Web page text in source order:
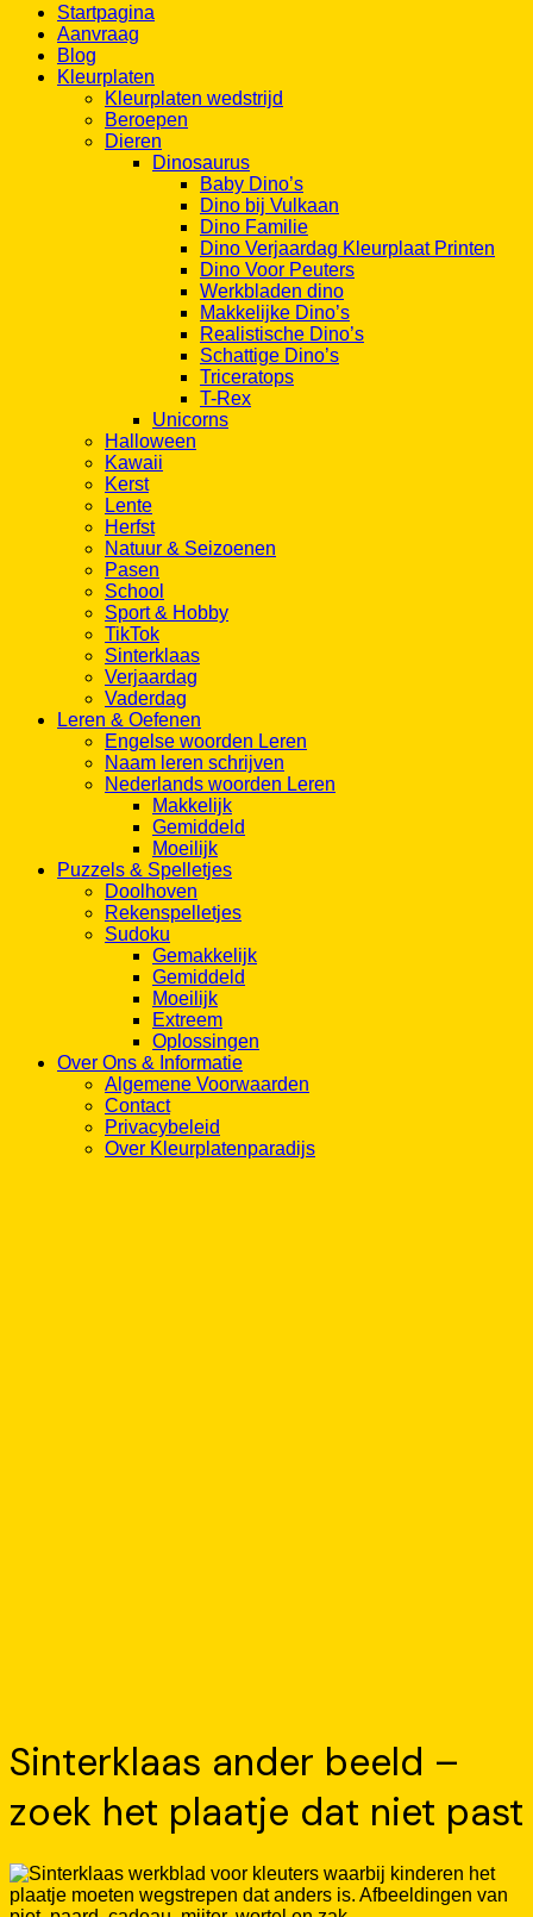
Startpagina
Aanvraag
Blog
Kleurplaten
Kleurplaten wedstrijd
Beroepen
Dieren
Dinosaurus
Baby Dino’s
Dino bij Vulkaan
Dino Familie
Dino Verjaardag Kleurplaat Printen
Dino Voor Peuters
Werkbladen dino
Makkelijke Dino’s
Realistische Dino’s
Schattige Dino’s
Triceratops
T-Rex
Unicorns
Halloween
Kawaii
Kerst
Lente
Herfst
Natuur & Seizoenen
Pasen
School
Sport & Hobby
TikTok
Sinterklaas
Verjaardag
Vaderdag
Leren & Oefenen
Engelse woorden Leren
Naam leren schrijven
Nederlands woorden Leren
Makkelijk
Gemiddeld
Moeilijk
Puzzels & Spelletjes
Doolhoven
Rekenspelletjes
Sudoku
Gemakkelijk
Gemiddeld
Moeilijk
Extreem
Oplossingen
Over Ons & Informatie
Algemene Voorwaarden
Contact
Privacybeleid
Over Kleurplatenparadijs
Sinterklaas ander beeld –
zoek het plaatje dat niet past